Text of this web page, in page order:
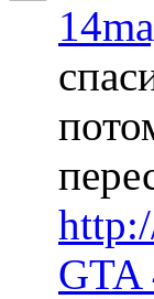
GTA